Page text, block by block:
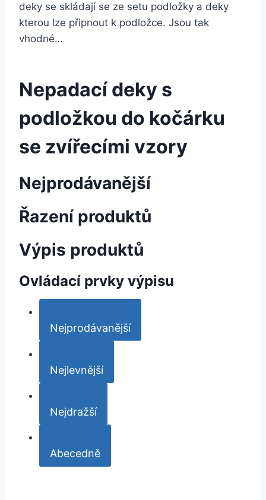
deky se skládají se ze setu podložky a deky
kterou lze připnout k podložce. Jsou tak
vhodné…
Nepadací deky s
podložkou do kočárku
se zvířecími vzory
Nejprodávanější
Řazení produktů
Výpis produktů
Ovládací prvky výpisu
Nejprodávanější
Nejlevnější
Nejdražší
Abecedně